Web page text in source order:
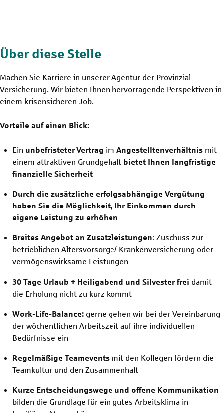
Über diese Stelle
Machen Sie Karriere in unserer Agentur der Provinzial
Versicherung. Wir bieten Ihnen hervorragende Perspektiven in
einem krisensicheren Job.
Vorteile auf einen Blick:
Ein unbefristeterVertrag imAngestelltenverhältnis mit
einem attraktiven Grundgehalt bietet Ihnen langfristige
finanzielle Sicherheit
Durch die zusätzliche erfolgsabhängige Vergütung
haben Sie die Möglichkeit, Ihr Einkommen durch
eigene Leistung zu erhöhen
Breites Angebot an Zusatzleistungen: Zuschuss zur
betrieblichen Altersvorsorge/ Krankenversicherung oder
vermögenswirksame Leistungen
30 Tage Urlaub + Heiligabend und Silvester frei damit
die Erholung nicht zu kurz kommt
Work-Life-Balance: gerne gehen wir bei der Vereinbarung
der wöchentlichen Arbeitszeit auf ihre individuellen
Bedürfnisse ein
Regelmäßige Teamevents mit den Kollegen fördern die
Teamkultur und den Zusammenhalt
Kurze Entscheidungswege und offene Kommunikation
bilden die Grundlage für ein gutes Arbeitsklima in